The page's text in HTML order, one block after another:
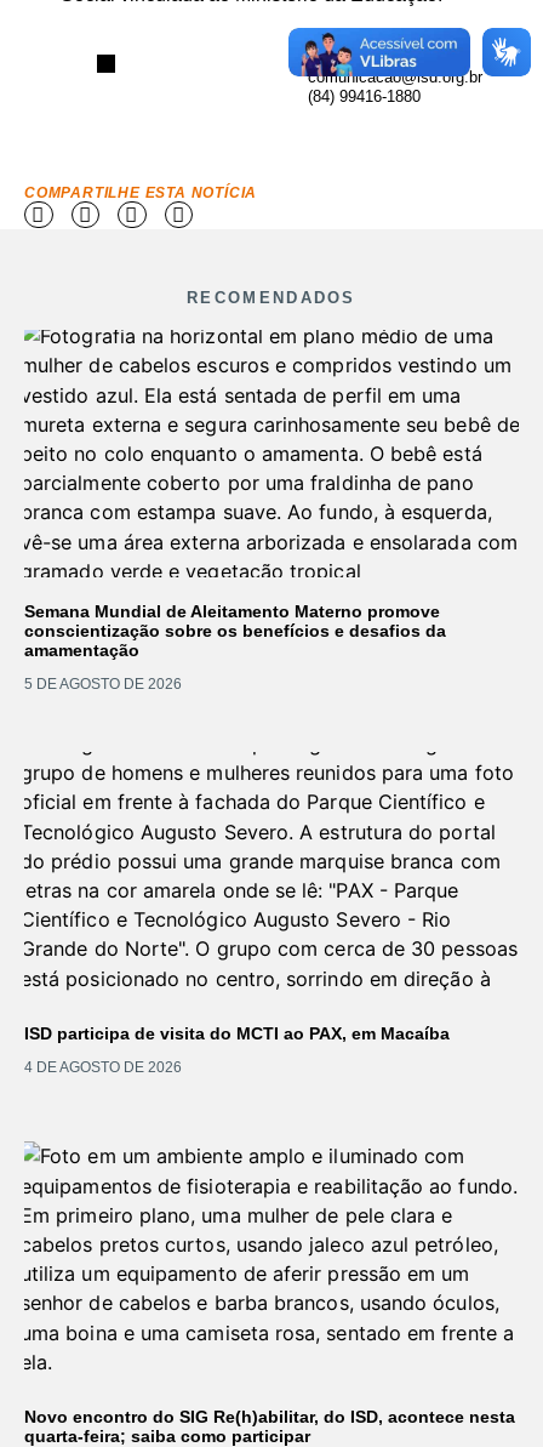
Assessoria de
Comunicação
comunicacao@isd.org.br
(84) 99416-1880
COMPARTILHE ESTA NOTÍCIA
RECOMENDADOS
Semana Mundial de Aleitamento Materno promove
conscientização sobre os benefícios e desafios da
amamentação
5 DE AGOSTO DE 2026
ISD participa de visita do MCTI ao PAX, em Macaíba
4 DE AGOSTO DE 2026
Novo encontro do SIG Re(h)abilitar, do ISD, acontece nesta
quarta-feira; saiba como participar